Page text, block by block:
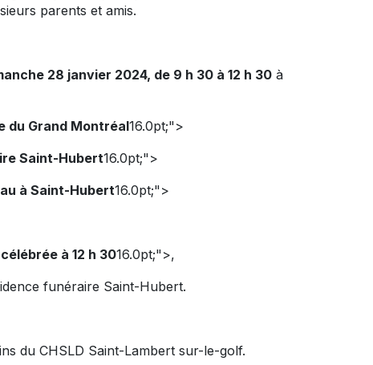
parents et amis.
28 janvier 2024, de 9 h 30 à 12 h 30 à
du Grand Montréal16.0pt;">
Saint-Hubert16.0pt;">
à Saint-Hubert16.0pt;">
à 12 h 3016.0pt;">,
funéraire Saint-Hubert.
du CHSLD Saint-Lambert sur-le-golf.